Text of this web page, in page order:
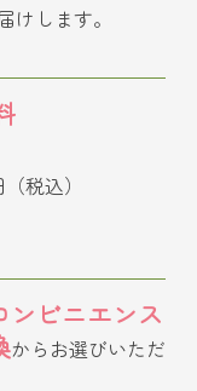
けします。
税込）
ンビニエンス
からお選びいただ